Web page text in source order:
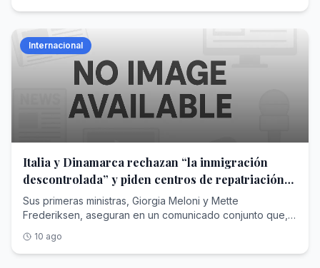
Internacional
Italia y Dinamarca rechazan “la inmigración
descontrolada” y piden centros de repatriación
en terceros países
Sus primeras ministras, Giorgia Meloni y Mette
Frederiksen, aseguran en un comunicado conjunto que,
defender Europa”
10 ago